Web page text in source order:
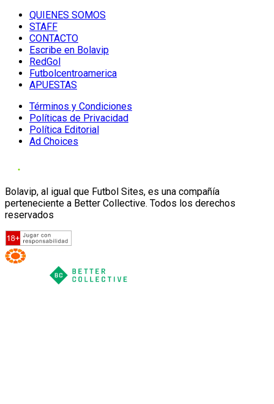
QUIENES SOMOS
STAFF
CONTACTO
Escribe en Bolavip
RedGol
Futbolcentroamerica
APUESTAS
Términos y Condiciones
Políticas de Privacidad
Política Editorial
Ad Choices
Bolavip, al igual que Futbol Sites, es una compañía
perteneciente a Better Collective. Todos los derechos
reservados